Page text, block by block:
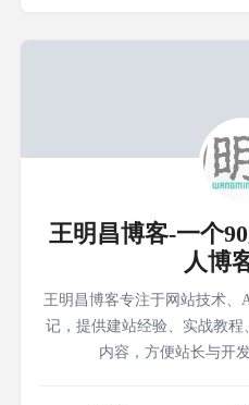
王明昌博客-一个
人博
王明昌博客专注于网站技术
记，提供建站经验、实战教
内容，方便站长与开